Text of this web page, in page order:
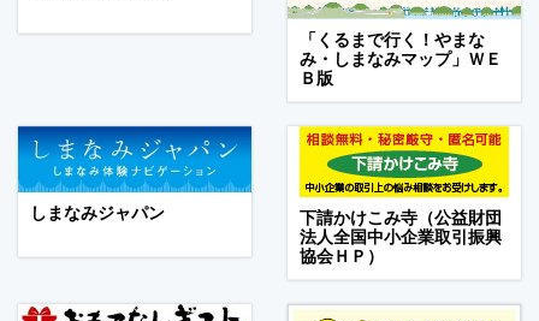
「くるまで行く！やまな
み・しまなみマップ」ＷＥ
Ｂ版
しまなみジャパン
下請かけこみ寺（公益財団
法人全国中小企業取引振興
協会ＨＰ）